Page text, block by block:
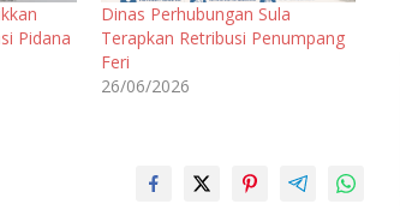
Pidana
Dinas Perhubungan Sula
Terapkan Retribusi Penumpang
Feri
26/06/2026